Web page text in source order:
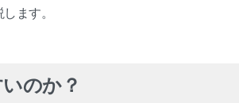
ます。
のか？